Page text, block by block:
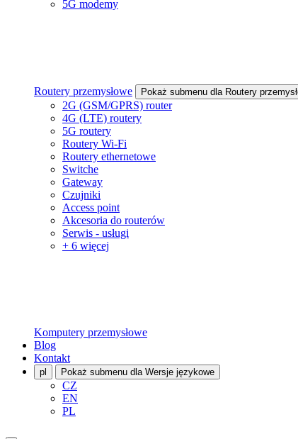
5G modemy
Routery przemysłowe Pokaż submenu dla Routery
2G (GSM/GPRS) router
4G (LTE) routery
5G routery
Routery Wi-Fi
Routery ethernetowe
Switche
Gateway
Czujniki
Access point
Akcesoria do routerów
Serwis - usługi
+ 6 więcej
Komputery przemysłowe
Blog
Kontakt
pl Pokaż submenu dla Wersje językowe
CZ
EN
PL